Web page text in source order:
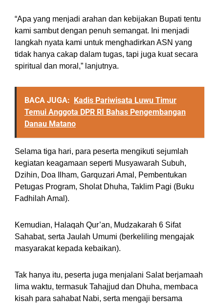
“Apa yang menjadi arahan dan kebijakan Bupati tentu
kami sambut dengan penuh semangat. Ini menjadi
langkah nyata kami untuk menghadirkan ASN yang
tidak hanya cakap dalam tugas, tapi juga kuat secara
spiritual dan moral,” lanjutnya.
BACA JUGA: Kadis Pariwisata Luwu Timur
Temui Anggota DPR RI Bahas Pengembangan
Danau Matano
Selama tiga hari, para peserta mengikuti sejumlah
kegiatan keagamaan seperti Musyawarah Subuh,
Dzihin, Doa Ilham, Garquzari Amal, Pembentukan
Petugas Program, Sholat Dhuha, Taklim Pagi (Buku
Fadhilah Amal).
Kemudian, Halaqah Qur’an, Mudzakarah 6 Sifat
Sahabat, serta Jaulah Umumi (berkeliling mengajak
masyarakat kepada kebaikan).
Tak hanya itu, peserta juga menjalani Salat berjamaah
lima waktu, termasuk Tahajjud dan Dhuha, membaca
kisah para sahabat Nabi, serta mengaji bersama